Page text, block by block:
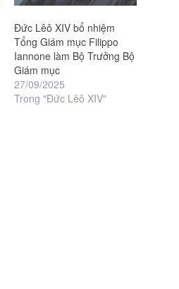
Đức Lêô XIV bổ nhiệm
Tổng Giám mục Filippo
Iannone làm Bộ Trưởng Bộ
Giám mục
27/09/2025
Trong "Đức Lêô XIV"